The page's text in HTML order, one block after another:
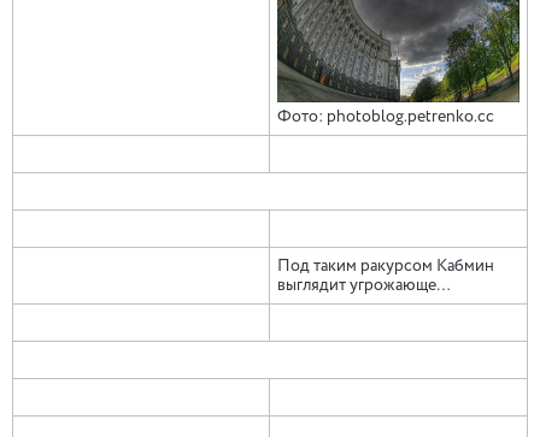
Фото: photoblog.petrenko.cc
Под таким ракурсом Кабмин
выглядит угрожающе…